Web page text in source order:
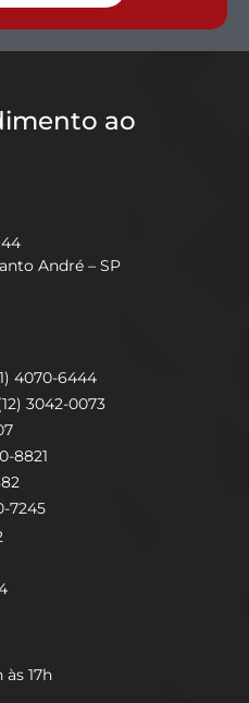
ao
André – SP
4070-6444
3042-0073
8821
7245
17h